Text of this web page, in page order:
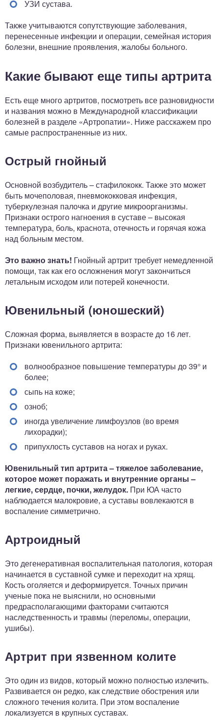
УЗИ сустава.
Также учитываются сопутствующие заболевания,
перенесенные инфекции и операции, семейная история
болезни, внешние проявления, жалобы больного.
Какие бывают еще типы артрита
Есть еще много артритов, посмотреть все разновидности
и названия можно в Международной классификации
болезней в разделе «Артропатии». Ниже расскажем про
самые распространенные из них.
Острый гнойный
Основной возбудитель – стафилококк. Также это может
быть мочеполовая, пневмококковая инфекция,
туберкулезная палочка и другие микроорганизмы.
Признаки острого нагноения в суставе – высокая
температура, боль, краснота, отечность и горячая кожа
над больным местом.
Это важно знать! Гнойный артрит требует немедленной
помощи, так как его осложнения могут закончиться
летальным исходом или потерей конечности.
Ювенильный (юношеский)
Сложная форма, выявляется в возрасте до 16 лет.
Признаки ювенильного артрита:
волнообразное повышение температуры до 39° и
более;
сыпь на коже;
озноб;
иногда увеличение лимфоузлов (во время
лихорадки);
припухлость суставов на ногах и руках.
Ювенильный тип артрита – тяжелое заболевание,
которое может поражать и внутренние органы –
легкие, сердце, почки, желудок. При ЮА часто
наблюдается малокровие, а суставы вовлекаются в
воспаление симметрично.
Артроидный
Это дегенеративная воспалительная патология, которая
начинается в суставной сумке и переходит на хрящ.
Кость оголяется и деформируется. Точных причин
ученые пока не выяснили, но основными
предрасполагающими факторами считаются
наследственность и травмы (переломы, операции,
ушибы).
Артрит при язвенном колите
Это один из видов, который можно полностью излечить.
Развивается он редко, как следствие обострения или
сложного течения колита. При этом воспаление
локализуется в крупных суставах.